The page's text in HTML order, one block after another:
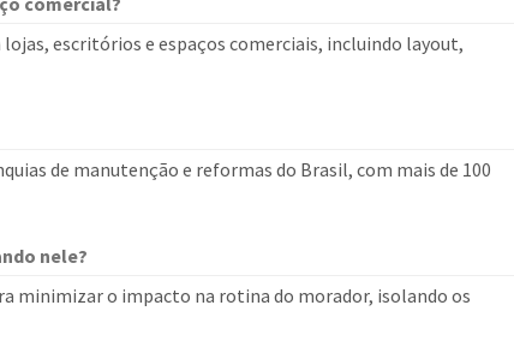
escritórios e espaços comerciais, incluindo layout,
de manutenção e reformas do Brasil, com mais de 100
nele?
minimizar o impacto na rotina do morador, isolando os